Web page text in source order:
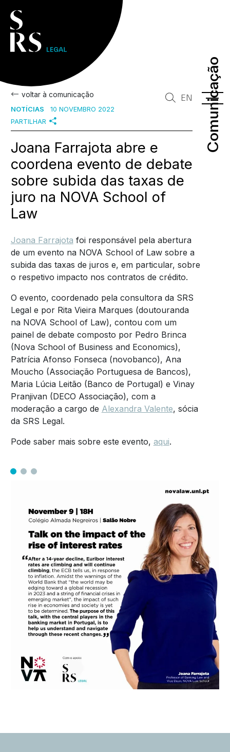
Comunicação
Comunicação
EN
voltar à comunicação
NOTÍCIAS
10 NOVEMBRO 2022
PARTILHAR
Joana Farrajota abre e
coordena evento de debate
sobre subida das taxas de
juro na NOVA School of
Law
Joana Farrajota foi responsável pela abertura
de um evento na NOVA School of Law sobre a
subida das taxas de juros e, em particular, sobre
o respetivo impacto nos contratos de crédito.
O evento, coordenado pela consultora da SRS
Legal e por Rita Vieira Marques (doutouranda
na NOVA School of Law), contou com um
painel de debate composto por Pedro Brinca
(Nova School of Business and Economics),
Patrícia Afonso Fonseca (novobanco), Ana
Moucho (Associação Portuguesa de Bancos),
Maria Lúcia Leitão (Banco de Portugal) e Vinay
Pranjivan (DECO Associação), com a
moderação a cargo de Alexandra Valente, sócia
da SRS Legal.
Pode saber mais sobre este evento, aqui.